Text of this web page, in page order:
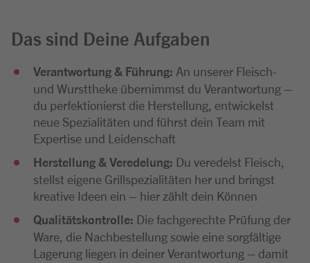
Das sind Deine Aufgaben
Verantwortung & Führung: An unserer Fleisch-
und Wursttheke übernimmst du Verantwortung –
du perfektionierst die Herstellung, entwickelst
neue Spezialitäten und führst dein Team mit
Expertise und Leidenschaft
Herstellung & Veredelung: Du veredelst Fleisch,
stellst eigene Grillspezialitäten her und bringst
kreative Ideen ein – hier zählt dein Können
Qualitätskontrolle: Die fachgerechte Prüfung der
Ware, die Nachbestellung sowie eine sorgfältige
Lagerung liegen in deiner Verantwortung – damit